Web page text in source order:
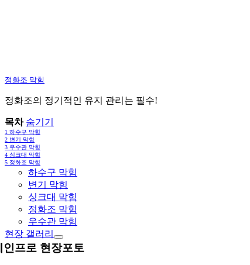
정화조 막힘
정화조의 정기적인 유지 관리는 필수!
목차 숨기기
1 하수구 막힘
2 변기 막힘
3 우수관 막힘
4 싱크대 막힘
5 정화조 막힘
하수구 막힘
변기 막힘
싱크대 막힘
정화조 막힘
우수관 막힘
현장 갤러리
인프로 현장포토